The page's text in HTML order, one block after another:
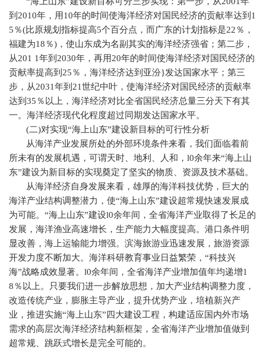
到 2010年，用10年的时间使海洋经济对国民经济的贡献率达到 1
5 ％(比原规划指标提高5个百分点，而广东的计划指标是22 ％，
福建为18 ％) ，使山东成为名副其实的海洋经济强省；第二步，
从201 1年到 2030年，再用20年的时间使海洋经济对国民经济的
贡献率提高到 25 ％，海洋经济达到亚汾}发达国家水平；第三
步，从2031年到 21世纪中叶，使海洋经济对国民经济的贡献率
达到 35 ％以上，海洋经济对比全省国民经济总量三分天下有其
一。海洋经济现代化程度超过同期发达国家水平。
(二)对实现“海上山东”建设新目标的可行性分析
从海洋产业发展所处的外部环境条件来看，我们面临着前
所未有的发展机遇，可谓天时、地利、人和， l0余年来“海上山
东”建设为新目标的实现奠定了坚实的物质、资源及技术基础。
从海洋经济自身发展来看，雄厚的海洋科技优势，巨大的
海洋产业结构调整潜力，使“海上山东”建设超常规快速发展成
为可能。“海上山东”建设l0余年间，全省海洋产业取得了长足的
发展，海洋渔业高速增长，生产能力大幅度提高。港口条件明
显改善，海上运输能力增强。滨海旅游业迅速发展，旅游资源
开发力度不断加大。海洋科研教育事业日益繁荣，“科技兴
海”战略成效显著。 l0余年间，全省海洋产业增加值年均递增1
8 ％以上。只要我们进一步解放思想，加大产业结构调整力度，
改造传统产业，膨胀主导产业，提升优势产业，培植新兴产
业，推进实施“海上山东”四大建设工程，构建适应国内外市场
需求的高层次海洋经济结构新框架，全省海洋产业增加值做到
超常规、跳跃式增长是完全可能的。